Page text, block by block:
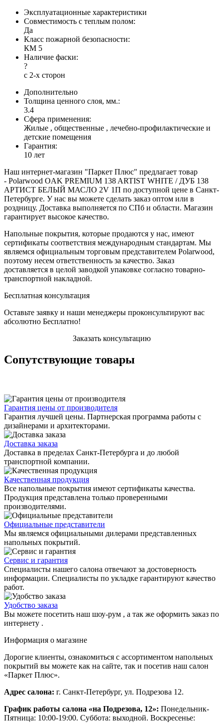
Эксплуатационные характеристики
Совместимость с теплым полом:
Да
Класс пожарной безопасности:
КМ 5
Наличие фаски:
?
с 2-х сторон
Дополнительно
Толщина ценного слоя, мм.:
3.4
Сфера применения:
Жилые , общественные , лечебно-профилактические и
детские помещения
Гарантия:
10 лет
Наш интернет-магазин "Паркет Плюс" предлагает товар
- Polarwood OAK PREMIUM 138 ARTIST WHITE / ДУБ 138
АРТИСТ БЕЛЫЙ МАСЛО 2V 1П по доступной цене в Санкт-
Петербурге. У нас вы можете сделать заказ оптом или в
роздницу. Доставка выполняется по СПб и области. Магазин
гарантирует высокое качество.
Напольные покрытия, которые продаются у нас, имеют
сертификаты соответствия международным стандартам. Мы
являемся официальным торговым представителем Polarwood,
поэтому несем ответственность за качество. Заказ
доставляется в целой заводкой упаковке согласно товарно-
транспортной накладной.
Бесплатная консультация
Оставьте заявку и наши менеджеры проконсультируют вас
абсолютно Бесплатно!
Заказать консультацию
Сопутствующие товары
Гарантия цены от производителя
Гарантия лучшей цены. Партнерская программа работы с
дизайнерами и архитекторами.
Доставка заказа
Доставка в пределах Санкт-Петербурга и до любой
транспортной компании.
Качественная продукция
Все напольные покрытия имеют сертификаты качества.
Продукция представлена только проверенными
производителями.
Официальные представители
Мы являемся официальными дилерами представленных
напольных покрытий.
Сервис и гарантия
Специалисты нашего салона отвечают за достоверность
информации. Специалисты по укладке гарантируют качество
работ.
Удобство заказа
Вы можете посетить наш шоу-рум , а так же оформить заказ по
интернету .
Информация о магазине
Дорогие клиенты, ознакомиться с ассортиментом напольных
покрытий вы можете как на сайте, так и посетив наш салон
«Паркет Плюс».
Адрес салона: г. Санкт-Петербург, ул. Подрезова 12.
График работы салона «на Подрезова, 12»: Понедельник-
Пятница: 10:00-19:00. Суббота: выходной. Воскресенье: